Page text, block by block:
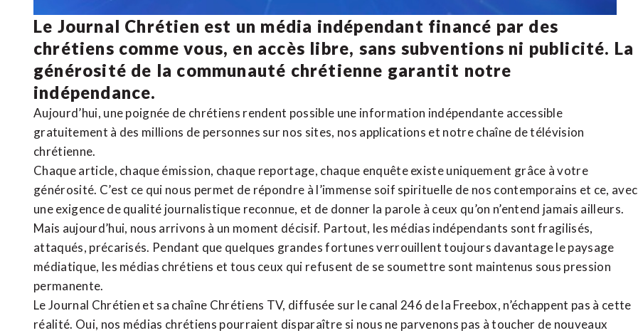
Le Journal Chrétien est un média indépendant financé par des
chrétiens comme vous, en accès libre, sans subventions ni publicité. La
générosité de la communauté chrétienne garantit notre
indépendance.
Aujourd’hui, une poignée de chrétiens rendent possible une information indépendante accessible
gratuitement à des millions de personnes sur nos sites, nos applications et notrechaîne de télévision
chrétienne.
Chaque article, chaque émission, chaque reportage, chaque enquête existe uniquement grâce à votre
générosité. C’est ce qui nous permet de répondre à l’immense soif spirituelle de nos contemporains et ce, avec
une exigence de qualité journalistique reconnue, et de donner la parole à ceux qu’on n’entend jamais ailleurs.
Mais aujourd’hui, nous arrivons à un moment décisif. Partout, les médias indépendants sont fragilisés,
attaqués, précarisés. Pendant que quelques grandes fortunes verrouillent toujours davantage le paysage
médiatique, les médias chrétiens et tous ceux qui refusent de se soumettre sont maintenus sous pression
permanente.
Le Journal Chrétien et sa chaîne Chrétiens TV, diffusée sur le canal 246 de la Freebox, n’échappent pas à cette
réalité. Oui, nos médias chrétiens pourraient disparaître si nous ne parvenons pas à toucher de nouveaux